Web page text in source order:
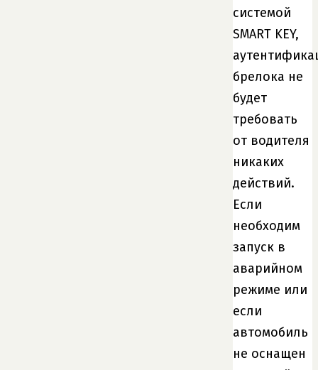
системой
SMART KEY,
брелока не
будет
требовать
от водителя
никаких
действий.
Если
необходим
запуск в
аварийном
режиме или
если
автомобиль
не оснащен